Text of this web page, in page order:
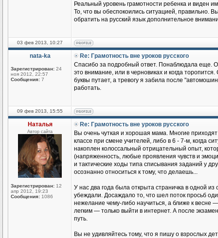
Реальный уровень грамотности ребенка и виден
То, что вы обеспокоились ситуацией, правильно.
обратить на русский язык дополнительное
03 фев 2013, 10:27
nata-ka
Зарегистрирован: 24
ноя 2012, 22:57
Сообщения: 7
Re: Грамотность вне уроков русского
Спасибо за подробный ответ. Понаблюдала еще.
это внимание, или в черновиках и когда
буквы путает, а тревогу я забила после
работать.
09 фев 2013, 15:55
Наталья
Автор сайта
Зарегистрирован: 12
апр 2012, 19:23
Сообщения: 1086
Re: Грамотность вне уроков русского
Вы очень чуткая и хорошая мама. Многие
классе при смене учителей, либо в 6 - 7-м, когда
накоплен колоссальный отрицательный опыт,
(напряженность, любые проявления чувств и
и тактические ходы типа списывания заданий у
осознанно относиться к тому, что делаешь...
У нас два года была открыта страничка в одной
убеждали. Досаждало то, что шел поток просьб
нежелание чему-либо научиться, а ближе к весне
легким — только выйти в интернет. А после
путь.
Вы не удивляйтесь тому, что я пишу о взрослых